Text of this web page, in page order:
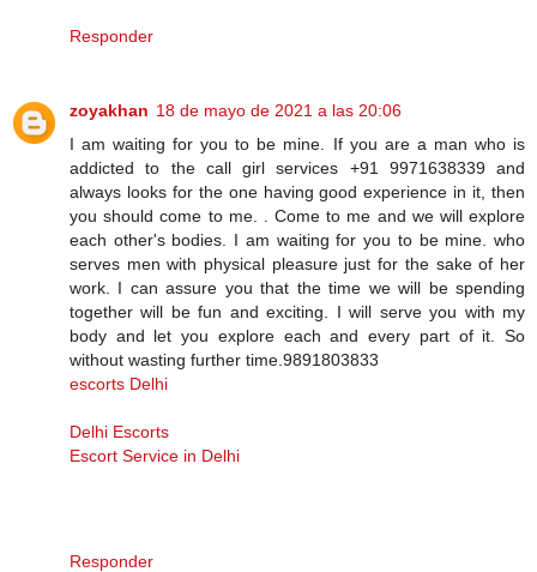
Responder
zoyakhan 18 de mayo de 2021 a las 20:06
I am waiting for you to be mine. If you are a man who is
addicted to the call girl services +91 9971638339 and
always looks for the one having good experience in it, then
you should come to me. . Come to me and we will explore
each other's bodies. I am waiting for you to be mine. who
serves men with physical pleasure just for the sake of her
work. I can assure you that the time we will be spending
together will be fun and exciting. I will serve you with my
body and let you explore each and every part of it. So
without wasting further time.9891803833
escorts Delhi
Delhi Escorts
Escort Service in Delhi
Responder